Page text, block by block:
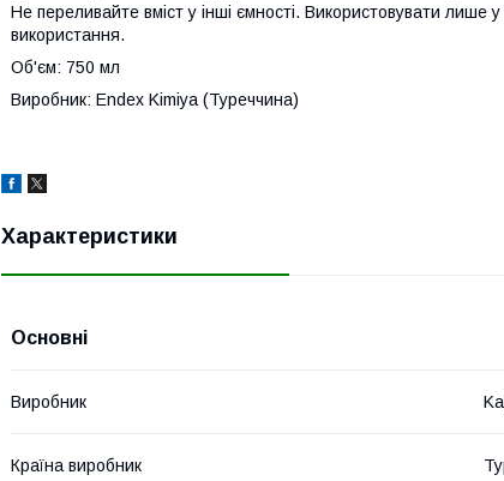
Не переливайте вміст у інші ємності. Використовувати лише
використання.
Об'єм: 750 мл
Виробник: Endex Kimiya (Туреччина)
Характеристики
Основні
Виробник
Країна виробник